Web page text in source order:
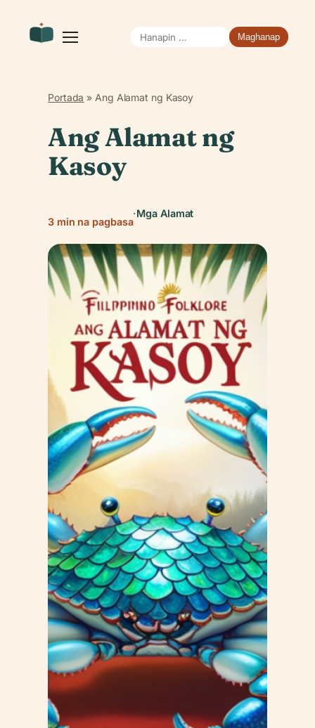
Buksan
ang
Hanapin
Portada » Ang Alamat ng Kasoy
Ang Alamat ng
Kasoy
3 min na pagbasa
·Mga Alamat